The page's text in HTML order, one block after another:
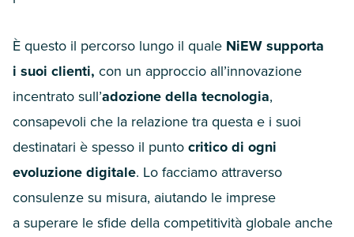
È questo il percorso lungo il quale NiEW supporta
i suoi clienti, con un approccio all’innovazione
incentrato sull’adozione della tecnologia,
consapevoli che la relazione tra questa e i suoi
destinatari è spesso il punto critico di ogni
evoluzione digitale. Lo facciamo attraverso
consulenze su misura, aiutando le imprese
a superare le sfide della competitività globale anche